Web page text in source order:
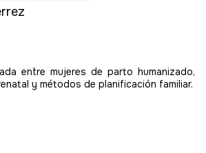
entre mujeres de parto humanizado,
y métodos de planificación familiar.